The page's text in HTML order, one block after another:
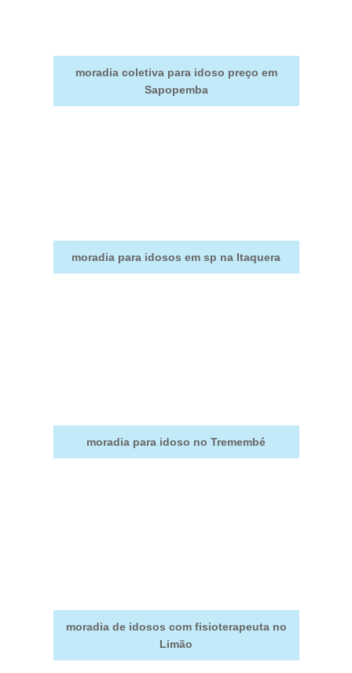
moradia coletiva para idoso preço em
Sapopemba
moradia para idosos em sp na Itaquera
moradia para idoso no Tremembé
moradia de idosos com fisioterapeuta no
Limão